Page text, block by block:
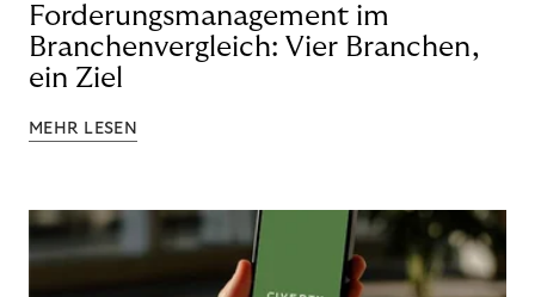
Forderungsmanagement im
Branchenvergleich: Vier Branchen,
ein Ziel
MEHR LESEN